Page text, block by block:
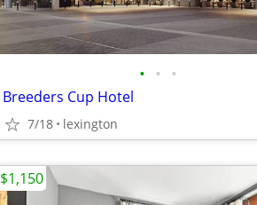
• • •
Breeders Cup Hotel
7/18 lexington
$1,150